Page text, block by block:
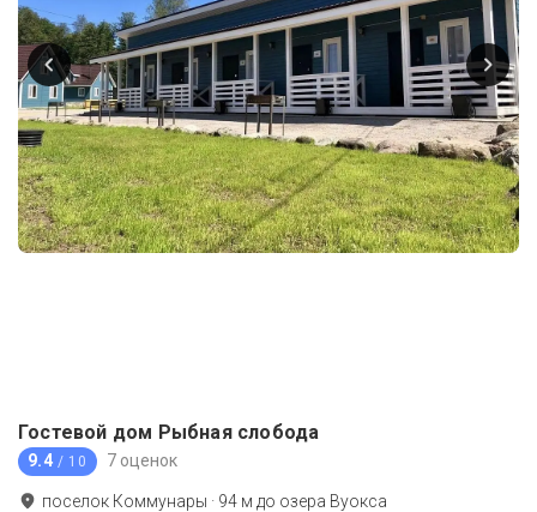
Гостевой дом Рыбная слобода
9.4 / 10 7 оценок
поселок Коммунары · 94 м до озера Вуокса